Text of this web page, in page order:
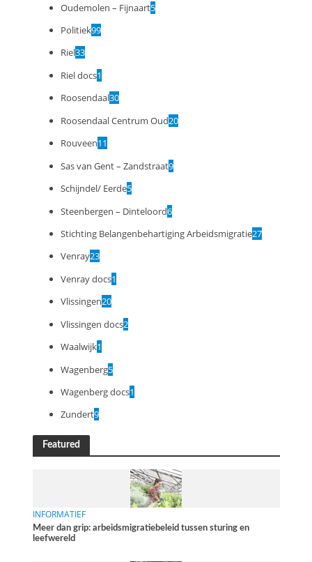
Oudemolen – Fijnaart5
Politiek99
Riel33
Riel docs1
Roosendaal30
Roosendaal Centrum Oud20
Rouveen11
Sas van Gent – Zandstraat9
Schijndel/ Eerde5
Steenbergen – Dinteloord6
Stichting Belangenbehartiging Arbeidsmigratie27
Venray23
Venray docs1
Vlissingen20
Vlissingen docs2
Waalwijk1
Wagenberg5
Wagenberg docs1
Zundert9
Featured
INFORMATIEF
Meer dan grip: arbeidsmigratiebeleid tussen sturing en
leefwereld